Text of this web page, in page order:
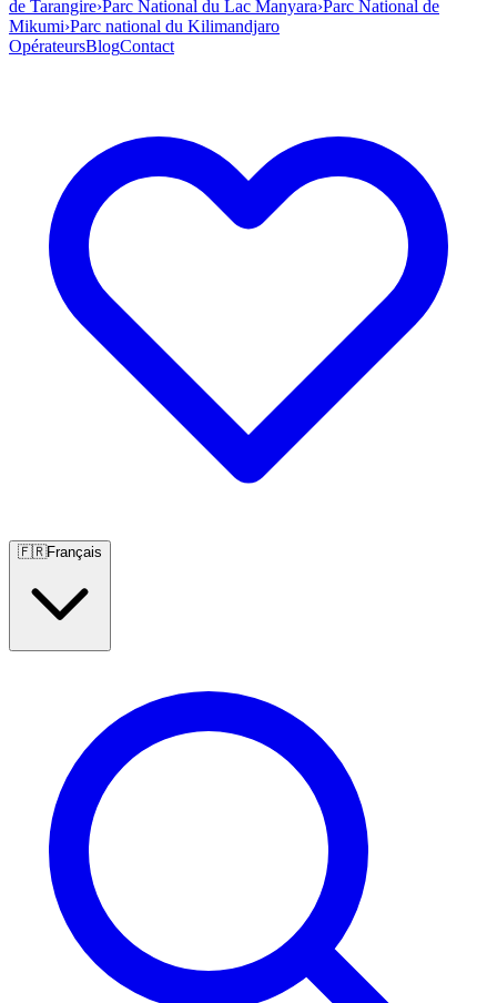
de Tarangire›Parc National du Lac Manyara›Parc National de
Mikumi›Parc national du Kilimandjaro
OpérateursBlogContact
🇫🇷Français